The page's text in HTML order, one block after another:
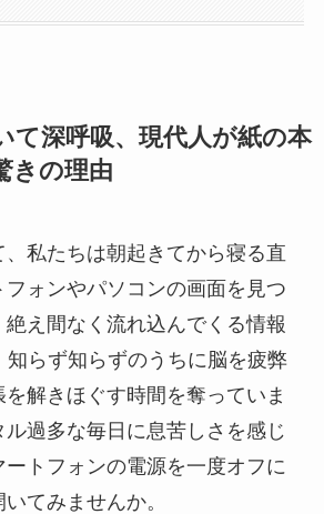
て深呼吸、現代人が紙の本
きの理由
私たちは朝起きてから寝る直
ォンやパソコンの画面を見つ
え間なく流れ込んでくる情報
知らず知らずのうちに脳を疲弊
解きほぐす時間を奪っていま
過多な毎日に息苦しさを感じ
トフォンの電源を一度オフに
てみませんか。